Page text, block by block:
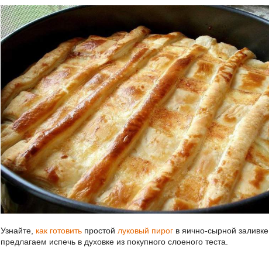
Узнайте, как готовить простой луковый пирог в яично-сырной заливке
предлагаем испечь в духовке из покупного слоеного теста.